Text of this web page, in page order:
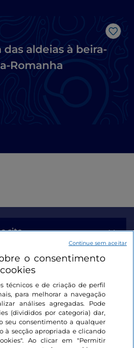
aldeias à beira-
Romanha
site
o consentimento
técnicos e de criação de perfil
para melhorar a navegação
análises agregadas. Pode
(divididos por categoria) dar,
seu consentimento a qualquer
à secção apropriada e clicando
Ao clicar em "Permitir
Continue sem aceitar